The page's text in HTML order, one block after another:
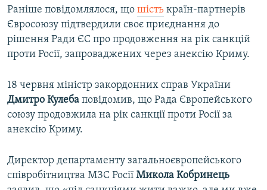
Раніше повідомлялося, що шість країн-партнерів
Євросоюзу підтвердили своє приєднання до
рішення Ради ЄС про продовження на рік санкцій
проти Росії, запроваджених через анексію Криму.
18 червня міністр закордонних справ України
Дмитро Кулеба повідомив, що Рада Європейського
союзу продовжила на рік санкції проти Росії за
анексію Криму.
Директор департаменту загальноєвропейського
співробітництва МЗС Росії Микола Кобринець